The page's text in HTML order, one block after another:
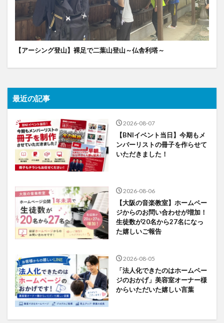
【アーシング登山】裸足で二葉山登山～仏舎利塔～
最近の記事
2026-08-07
【BNIイベント当日】今期もメ
ンバーリストの冊子を作らせて
いただきました！
2026-08-06
【大阪の音楽教室】ホームペー
ジからのお問い合わせが増加！
生徒数が20名から27名になっ
た嬉しいご報告
2026-08-05
「法人化できたのはホームペー
ジのおかげ」美容室オーナー様
からいただいた嬉しい言葉